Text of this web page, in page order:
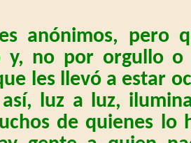
anónimos, pero
y, no por orgullo
les llevó a estar
luz a luz,
de quienes lo